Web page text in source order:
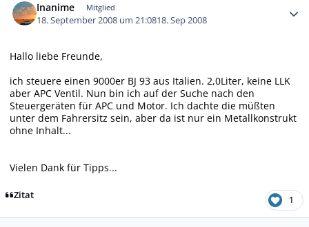
Inanime Mitglied
18. September 2008 um 21:0818. Sep 2008
Hallo liebe Freunde,
ich steuere einen 9000er BJ 93 aus Italien. 2,0Liter, keine LLK
aber APC Ventil. Nun bin ich auf der Suche nach den
Steuergeräten für APC und Motor. Ich dachte die müßten
unter dem Fahrersitz sein, aber da ist nur ein Metallkonstrukt
ohne Inhalt...
Vielen Dank für Tipps...
Zitat 1